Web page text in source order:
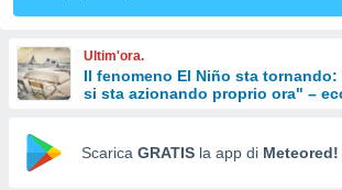
di
Web
Ultim'ora.
Il fenomeno El Niño sta
si sta azionando proprio ora" –
Scarica GRATIS la app di Meteored!